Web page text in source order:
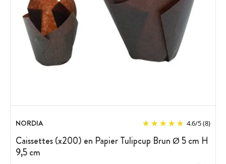
NORDIA 4.6/5(8)
Caissettes (x200) en Papier Tulipcup Brun Ø 5 cm H
9,5 cm